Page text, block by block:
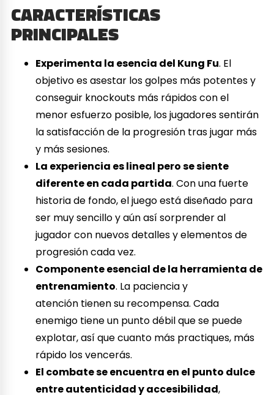
CARACTERÍSTICAS
PRINCIPALES
Experimenta la esencia del Kung Fu. El
objetivo es asestar los golpes más potentes y
conseguir knockouts más rápidos con el
menor esfuerzo posible, los jugadores sentirán
la satisfacción de la progresión tras jugar más
y más sesiones.
La experiencia es lineal pero se siente
diferente en cada partida. Con una fuerte
historia de fondo, el juego está diseñado para
ser muy sencillo y aún así sorprender al
jugador con nuevos detalles y elementos de
progresión cada vez.
Componente esencial de la herramienta de
entrenamiento. La paciencia y
atención tienen su recompensa. Cada
enemigo tiene un punto débil que se puede
explotar, así que cuanto más practiques, más
rápido los vencerás.
El combate se encuentra en el punto dulce
entre autenticidad y accesibilidad,